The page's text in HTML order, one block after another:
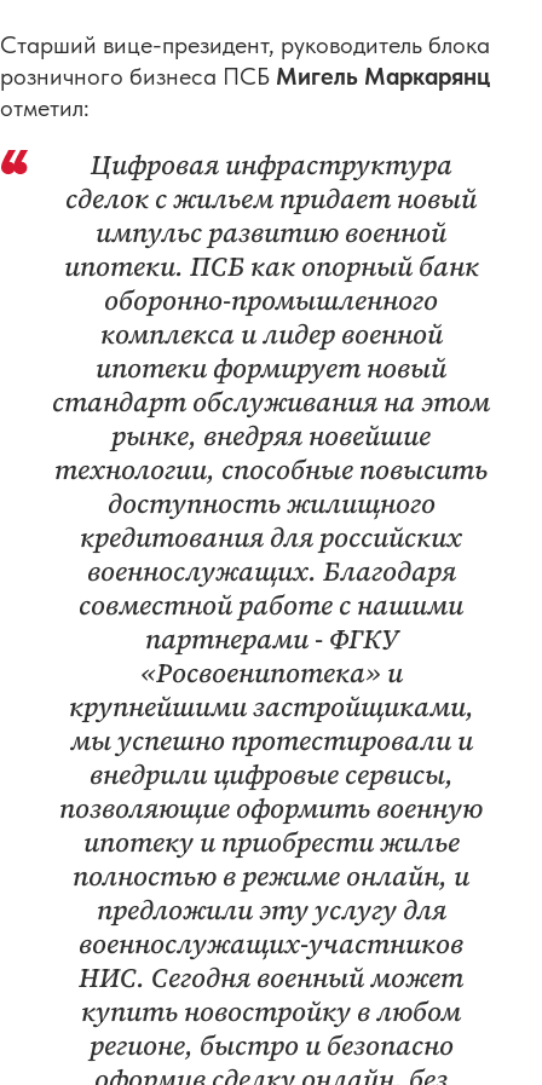
Старший вице-президент, руководитель блока
розничного бизнеса ПСБ Мигель Маркарянц
отметил:
Цифровая инфраструктура
сделок с жильем придает новый
импульс развитию военной
ипотеки. ПСБ как опорный банк
оборонно-промышленного
комплекса и лидер военной
ипотеки формирует новый
стандарт обслуживания на этом
рынке, внедряя новейшие
технологии, способные повысить
доступность жилищного
кредитования для российских
военнослужащих. Благодаря
совместной работе с нашими
партнерами - ФГКУ
«Росвоенипотека» и
крупнейшими застройщиками,
мы успешно протестировали и
внедрили цифровые сервисы,
позволяющие оформить военную
ипотеку и приобрести жилье
полностью в режиме онлайн, и
предложили эту услугу для
военнослужащих-участников
НИС. Сегодня военный может
купить новостройку в любом
регионе, быстро и безопасно